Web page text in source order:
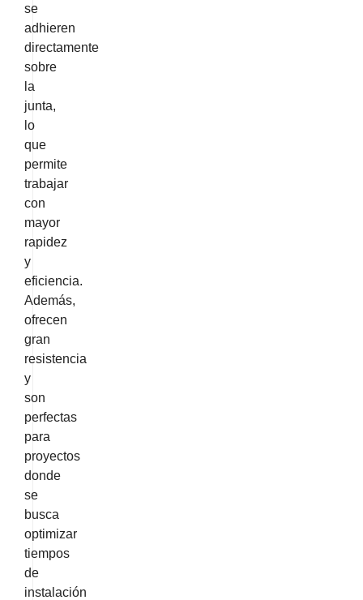
se
adhieren
directamente
sobre
la
junta,
lo
que
permite
trabajar
con
mayor
rapidez
y
eficiencia.
Además,
ofrecen
gran
resistencia
y
son
perfectas
para
proyectos
donde
se
busca
optimizar
tiempos
de
instalación